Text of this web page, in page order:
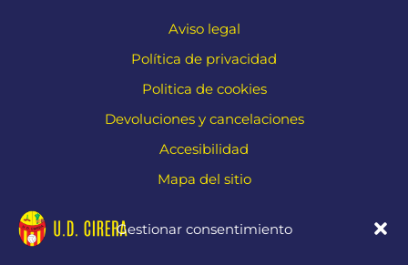
Gestionar consentimiento
Aviso legal
Política de privacidad
Politica de cookies
Devoluciones y cancelaciones
Accesibilidad
Mapa del sitio
Contacto